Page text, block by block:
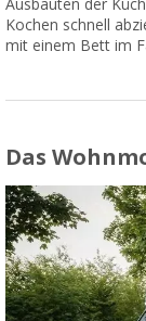
Ausbauten der
Kochen schnell
mit einem Bett im
Das